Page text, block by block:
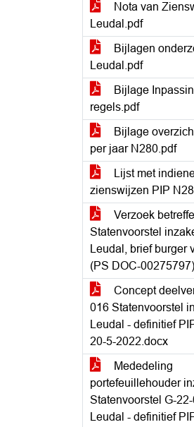
Nota van
Leudal.pdf
Bijlagen
Leudal.pdf
Bijlage
regels.pdf
Bijlage
per jaar N280.pdf
Lijst met
zienswijzen PIP
Verzoek
Statenvoorstel
Leudal, brief burger
(PS DOC-
Concept
016 Statenvoorstel
Leudal - definitief
20-5-2022.docx
Mededeling
portefeuillehouder
Statenvoorstel G-
Leudal - definitief